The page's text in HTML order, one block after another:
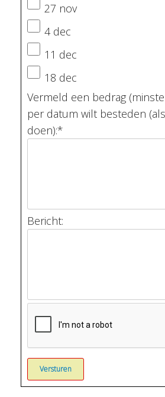
27 nov
4 dec
11 dec
18 dec
Vermeld een bedrag
per datum wilt besteden
doen):*
Bericht: